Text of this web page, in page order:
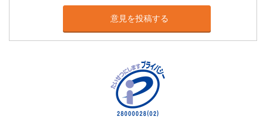
意見を投稿する